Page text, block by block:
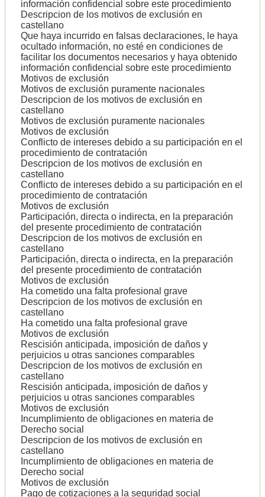
información confidencial sobre este procedimiento
Descripcion de los motivos de exclusión en
castellano
Que haya incurrido en falsas declaraciones, le haya
ocultado información, no esté en condiciones de
facilitar los documentos necesarios y haya obtenido
información confidencial sobre este procedimiento
Motivos de exclusión
Motivos de exclusión puramente nacionales
Descripcion de los motivos de exclusión en
castellano
Motivos de exclusión puramente nacionales
Motivos de exclusión
Conflicto de intereses debido a su participación en el
procedimiento de contratación
Descripcion de los motivos de exclusión en
castellano
Conflicto de intereses debido a su participación en el
procedimiento de contratación
Motivos de exclusión
Participación, directa o indirecta, en la preparación
del presente procedimiento de contratación
Descripcion de los motivos de exclusión en
castellano
Participación, directa o indirecta, en la preparación
del presente procedimiento de contratación
Motivos de exclusión
Ha cometido una falta profesional grave
Descripcion de los motivos de exclusión en
castellano
Ha cometido una falta profesional grave
Motivos de exclusión
Rescisión anticipada, imposición de daños y
perjuicios u otras sanciones comparables
Descripcion de los motivos de exclusión en
castellano
Rescisión anticipada, imposición de daños y
perjuicios u otras sanciones comparables
Motivos de exclusión
Incumplimiento de obligaciones en materia de
Derecho social
Descripcion de los motivos de exclusión en
castellano
Incumplimiento de obligaciones en materia de
Derecho social
Motivos de exclusión
Pago de cotizaciones a la seguridad social